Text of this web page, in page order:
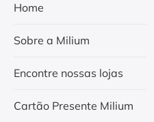
Home
Sobre a Milium
Encontre nossas lojas
Cartão Presente Milium